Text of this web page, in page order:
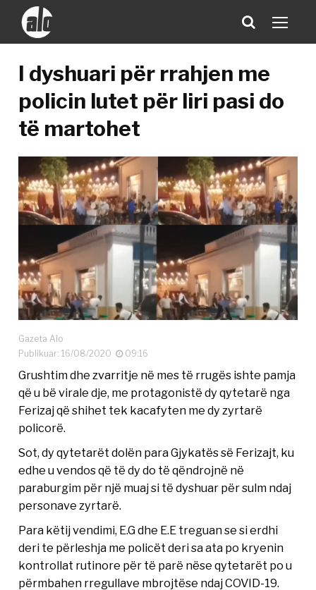
I dyshuari për rrahjen me
policin lutet për liri pasi do
të martohet
Gazeta Alo
Publikuar: 16/08/2020
09:16
Grushtim dhe zvarritje në mes të rrugës ishte pamja
që u bë virale dje, me protagonistë dy qytetarë nga
Ferizaj që shihet tek kacafyten me dy zyrtarë
policorë.
Sot, dy qytetarët dolën para Gjykatës së Ferizajt, ku
edhe u vendos që të dy do të qëndrojnë në
paraburgim për një muaj si të dyshuar për sulm ndaj
personave zyrtarë.
Para këtij vendimi, E.G dhe E.E treguan se si erdhi
deri te përleshja me policët deri sa ata po kryenin
kontrollat rutinore për të parë nëse qytetarët po u
përmbahen rregullave mbrojtëse ndaj COVID-19.